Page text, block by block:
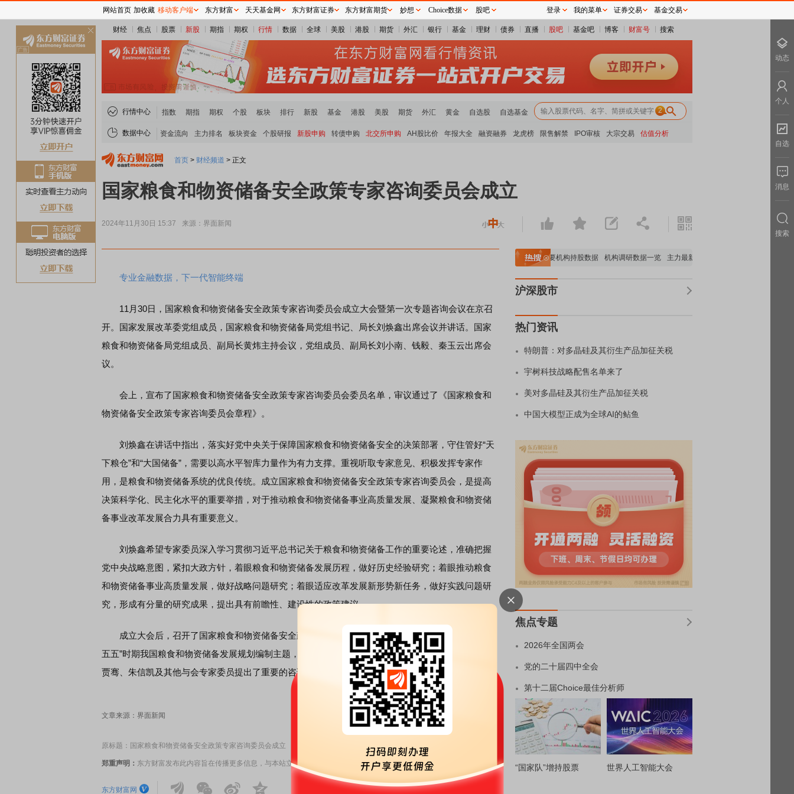
财经 焦点 股票 新股 期指 期权 行情 数据 全球 美股 港股 期货 外汇 银行 基金 理财 债券 直播 股吧 基金吧 博客 财富号 搜索
行情中心 指数 期指 期权 个股 板块 排行 新股 基金 港股 美股 期货 外汇 黄金 自选股 自选基金 2
数据中心 资金流向 主力排名 板块资金 个股研报 新股申购 转债申购 北交所申购 AH股比价 年报大全 融资融券 龙虎榜 限售解禁 IPO审核 大宗交易 估值分析
首页 > 财经频道 > 正文
国家粮食和物资储备安全政策专家咨询委员会成立
2024年11月30日 15:37 来源：界面新闻
专业金融数据，下一代智能终端
11月30日，国家粮食和物资储备安全政策专家咨询委员会成立大会暨第一次专题咨询会议在京召
开。国家发展改革委党组成员，国家粮食和物资储备局党组书记、局长刘焕鑫出席会议并讲话。国家
粮食和物资储备局党组成员、副局长黄炜主持会议，党组成员、副局长刘小南、钱毅、秦玉云出席会
议。
会上，宣布了国家粮食和物资储备安全政策专家咨询委员会委员名单，审议通过了《国家粮食和
物资储备安全政策专家咨询委员会章程》。
刘焕鑫在讲话中指出，落实好党中央关于保障国家粮食和物资储备安全的决策部署，守住管好“天
下粮仓”和“大国储备”，需要以高水平智库力量作为有力支撑。重视听取专家意见、积极发挥专家作
用，是粮食和物资储备系统的优良传统。成立国家粮食和物资储备安全政策专家咨询委员会，是提高
决策科学化、民主化水平的重要举措，对于推动粮食和物资储备事业高质量发展、凝聚粮食和物资储
备事业改革发展合力具有重要意义。
刘焕鑫希望专家委员深入学习贯彻习近平总书记关于粮食和物资储备工作的重要论述，准确把握
党中央战略意图，紧扣大政方针，着眼粮食和物资储备发展历程，做好历史经验研究；着眼推动粮食
和物资储备事业高质量发展，做好战略问题研究；着眼适应改革发展新形势新任务，做好实践问题研
究，形成有分量的研究成果，提出具有前瞻性、建设性的政策建议。
成立大会后，召开了国家粮食和物资储备安全政策专家咨询委员会第一次专题咨询会议。围绕“十
五五”时期我国粮食和物资储备发展规划编制主题，陈锡文、张晓强、聂振邦、苏波、邓亦武、梁彦、
贾骞、朱信凯及其他与会专家委员提出了重要的咨询意见和建议，进行了深入研讨交流。
文章来源：界面新闻
原标题：国家粮食和物资储备安全政策专家咨询委员会成立
郑重声明： 东方财富发布此内容旨在传播更多信息，与本站立场无关，不构成投资建议。据此操作，风险自担。 举报
东方财富网
A股估值分析全览 重要机构持股数据 机构调研数据一览 主力最新动向
沪深股市
热门资讯
特朗普：对多晶硅及其衍生产品加征关税
宇树科技战略配售名单来了
美对多晶硅及其衍生产品加征关税
中国大模型正成为全球AI的鲇鱼
焦点专题
2026年全国两会
党的二十届四中全会
第十二届Choice最佳分析师
“国家队”增持股票 世界人工智能大会
网站首页 加收藏 移动客户端 东方财富 天天基金网 东方财富证券 东方财富期货 妙想 Choice数据 股吧 登录 我的菜单 证券交易 基金交易
动态
个人
自选
消息
搜索
关